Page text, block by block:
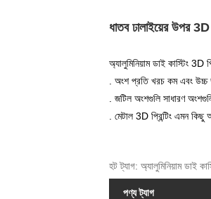
ধাতব ঢালাইয়ের উপর 3D
অ্যালুমিনিয়াম ডাই কাস্টিং 3D
. অংশ প্রতি খরচ কম এবং উচ্চ
. জটিল অংশগুলি সাধারণ
. মেটাল 3D প্রিন্টিং এমন
হট ট্যাগ: অ্যালুমিনিয়াম ডাই
পণ্য ট্যাগ